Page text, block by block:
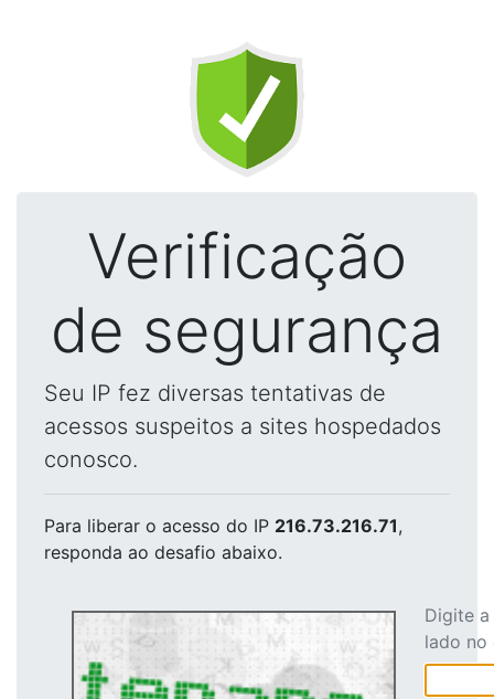
Verificação
de segurança
Seu IP fez diversas tentativas de
acessos suspeitos a sites hospedados
conosco.
Para liberar o acesso do IP 216.73.216.71,
responda ao desafio abaixo.
Digite
lado no